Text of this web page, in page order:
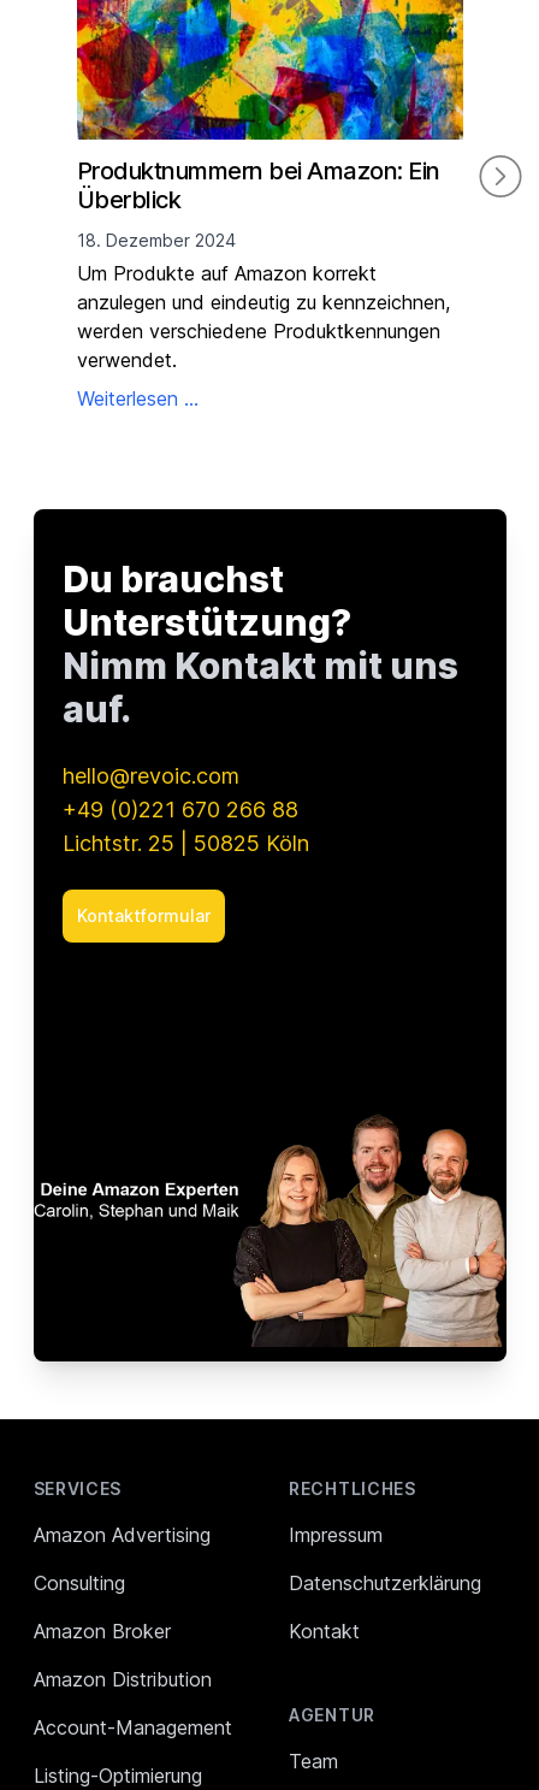
Produktnummern bei Amazon: Ein
Überblick
18. Dezember 2024
Um Produkte auf Amazon korrekt
anzulegen und eindeutig zu kennzeichnen,
werden verschiedene Produktkennungen
verwendet.
Weiterlesen ...
Du brauchst
Unterstützung?
Nimm Kontakt mit uns
auf.
hello@revoic.com
+49 (0)221 670 266 88
Lichtstr. 25 | 50825 Köln
Kontaktformular
SERVICES
Amazon Advertising
Consulting
Amazon Broker
Amazon Distribution
Account-Management
Listing-Optimierung
RECHTLICHES
Impressum
Datenschutzerklärung
Kontakt
AGENTUR
Team